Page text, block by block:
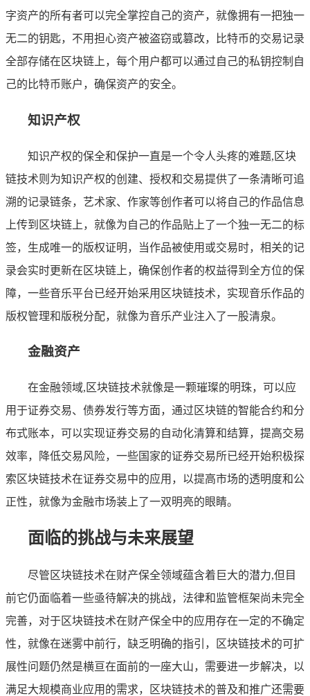
字资产的所有者可以完全掌控自己的资产，就像拥有一把独一
无二的钥匙，不用担心资产被盗窃或篡改，比特币的交易记录
全部存储在区块链上，每个用户都可以通过自己的私钥控制自
己的比特币账户，确保资产的安全。
知识产权
知识产权的保全和保护一直是一个令人头疼的难题,区块
链技术则为知识产权的创建、授权和交易提供了一条清晰可追
溯的记录链条，艺术家、作家等创作者可以将自己的作品信息
上传到区块链上，就像为自己的作品贴上了一个独一无二的标
签，生成唯一的版权证明，当作品被使用或交易时，相关的记
录会实时更新在区块链上，确保创作者的权益得到全方位的保
障，一些音乐平台已经开始采用区块链技术，实现音乐作品的
版权管理和版税分配，就像为音乐产业注入了一股清泉。
金融资产
在金融领域,区块链技术就像是一颗璀璨的明珠，可以应
用于证券交易、债券发行等方面，通过区块链的智能合约和分
布式账本，可以实现证券交易的自动化清算和结算，提高交易
效率，降低交易风险，一些国家的证券交易所已经开始积极探
索区块链技术在证券交易中的应用，以提高市场的透明度和公
正性，就像为金融市场装上了一双明亮的眼睛。
面临的挑战与未来展望
尽管区块链技术在财产保全领域蕴含着巨大的潜力,但目
前它仍面临着一些亟待解决的挑战，法律和监管框架尚未完全
完善，对于区块链技术在财产保全中的应用存在一定的不确定
性，就像在迷雾中前行，缺乏明确的指引，区块链技术的可扩
展性问题仍然是横亘在面前的一座大山，需要进一步解决，以
满足大规模商业应用的需求，区块链技术的普及和推广还需要